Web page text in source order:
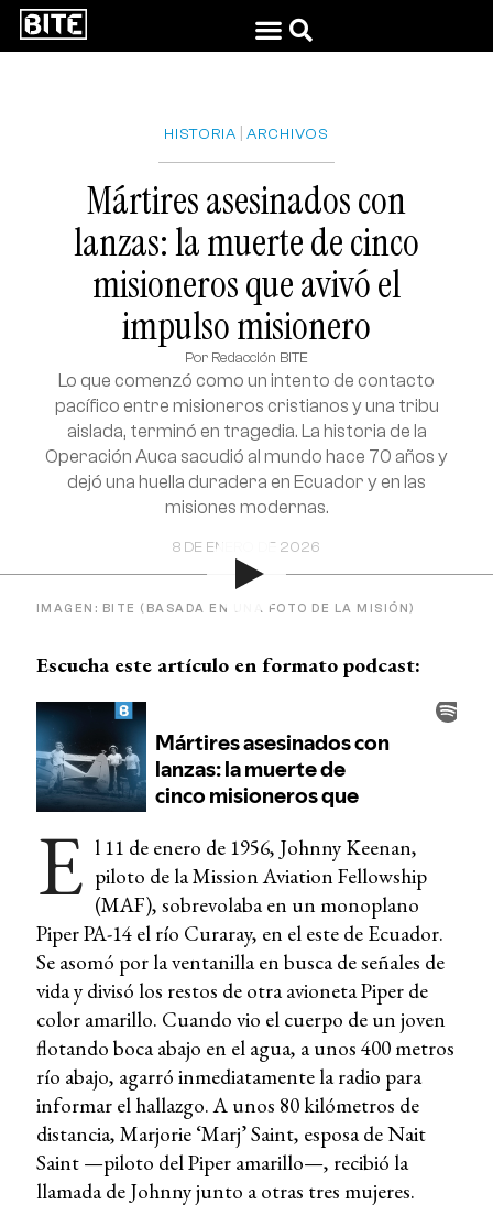
HISTORIA ARCHIVOS
Mártires asesinados con
lanzas: la muerte de cinco
misioneros que avivó el
impulso misionero
Por Redacción BITE
8 DE ENERO DE 2026
Lo que comenzó como un intento de contacto
pacífico entre misioneros cristianos y una tribu
aislada, terminó en tragedia. La historia de la
Operación Auca sacudió al mundo hace 70 años y
dejó una huella duradera en Ecuador y en las
misiones modernas.
IMAGEN: BITE (BASADA EN UNA FOTO DE LA MISIÓN)
Escucha este artículo en formato podcast:
E l 11 de enero de 1956, Johnny Keenan,
piloto de la Mission Aviation Fellowship
(MAF), sobrevolaba en un monoplano
Piper PA-14 el río Curaray, en el este de Ecuador.
Se asomó por la ventanilla en busca de señales de
vida y divisó los restos de otra avioneta Piper de
color amarillo. Cuando vio el cuerpo de un joven
flotando boca abajo en el agua, a unos 400 metros
río abajo, agarró inmediatamente la radio para
informar el hallazgo. A unos 80 kilómetros de
distancia, Marjorie ‘Marj’ Saint, esposa de Nait
Saint —piloto del Piper amarillo—, recibió la
llamada de Johnny junto a otras tres mujeres.